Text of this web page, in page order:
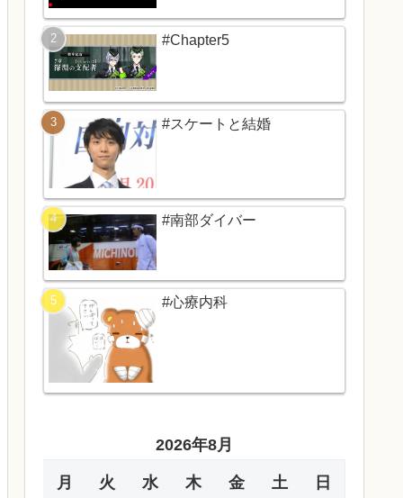
#Chapter5
#スケートと結婚
#南部ダイバー
#心療内科
2026年8月
月 火 水 木 金 土 日